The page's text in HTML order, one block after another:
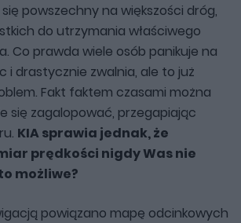
powszechny na większości dróg,
do utrzymania właściwego
Co prawda wiele osób panikuje na
i drastycznie zwalnia, ale to już
Fakt faktem czasami można
się zagalopować, przegapiając
KIA sprawia jednak, że
prędkości nigdy Was nie
możliwe?
powiązano mapę odcinkowych